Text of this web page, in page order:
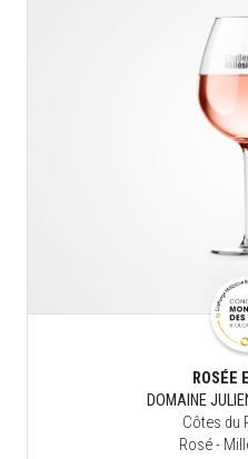
ROSÉE
DOMAINE
Côtes du
Rosé-